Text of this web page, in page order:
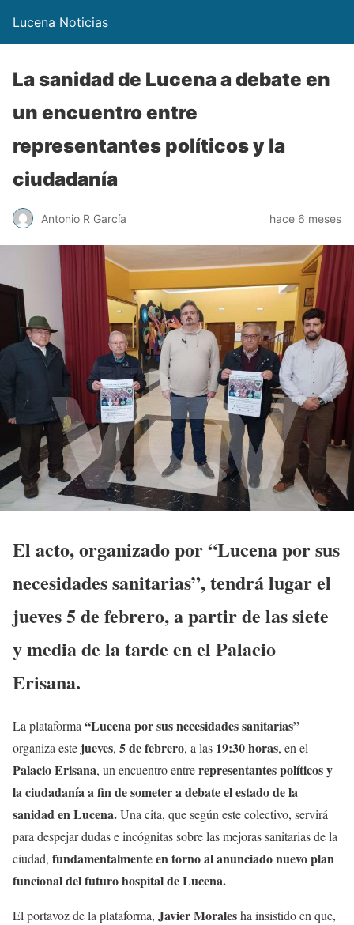
Lucena Noticias
La sanidad de Lucena a debate en
un encuentro entre
representantes políticos y la
ciudadanía
Antonio R García hace 6 meses
El acto, organizado por “Lucena por sus
necesidades sanitarias”, tendrá lugar el
jueves 5 de febrero, a partir de las siete
y media de la tarde en el Palacio
Erisana.
La plataforma “Lucena por sus necesidades sanitarias”
organiza este jueves, 5 de febrero, a las 19:30 horas, en el
Palacio Erisana, un encuentro entrerepresentantes políticos y
la ciudadanía a fin de someter a debate el estado de la
sanidad en Lucena.Una cita, que según este colectivo, servirá
para despejar dudas e incógnitas sobre las mejoras sanitarias de la
ciudad, fundamentalmente en torno al anunciado nuevo plan
funcional del futuro hospital de Lucena.
El portavoz de la plataforma, Javier Moralesha insistido en que,